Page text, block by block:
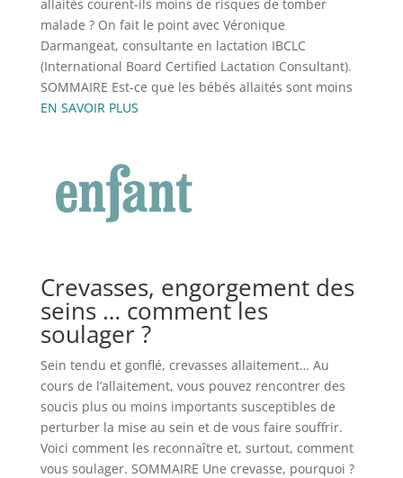
allaités courent-ils moins de risques de tomber
malade ? On fait le point avec Véronique
Darmangeat, consultante en lactation IBCLC
(International Board Certified Lactation Consultant).
SOMMAIRE Est-ce que les bébés allaités sont moins
EN SAVOIR PLUS
Crevasses, engorgement des
seins … comment les
soulager ?
Sein tendu et gonflé, crevasses allaitement… Au
cours de l’allaitement, vous pouvez rencontrer des
soucis plus ou moins importants susceptibles de
perturber la mise au sein et de vous faire souffrir.
Voici comment les reconnaître et, surtout, comment
vous soulager. SOMMAIRE Une crevasse, pourquoi ?